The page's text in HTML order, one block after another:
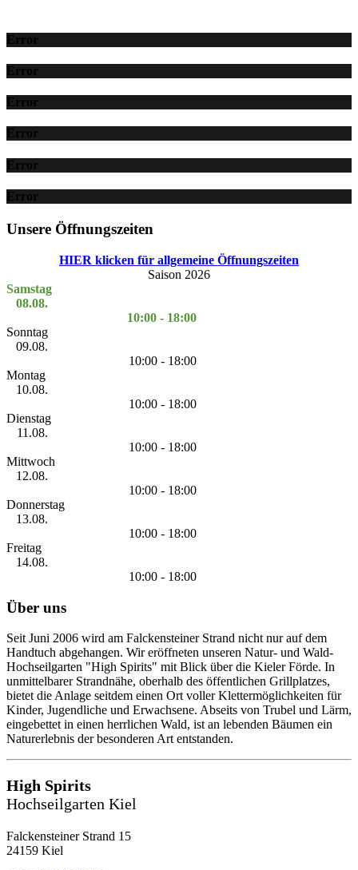
Error
Error
Error
Error
Error
Error
Unsere Öffnungszeiten
HIER klicken für allgemeine Öffnungszeiten
Saison 2026
Samstag
08.08.
10:00 - 18:00
Sonntag
09.08.
10:00 - 18:00
Montag
10.08.
10:00 - 18:00
Dienstag
11.08.
10:00 - 18:00
Mittwoch
12.08.
10:00 - 18:00
Donnerstag
13.08.
10:00 - 18:00
Freitag
14.08.
10:00 - 18:00
Über uns
Seit Juni 2006 wird am Falckensteiner Strand nicht nur auf dem
Handtuch abgehangen. Wir eröffneten unseren Natur- und Wald-
Hochseilgarten "High Spirits" mit Blick über die Kieler Förde. In
unmittelbarer Strandnähe, oberhalb des öffentlichen Grillplatzes,
bietet die Anlage seitdem einen Ort voller Klettermöglichkeiten für
Kinder, Jugendliche und Erwachsene. Abseits von Trubel und Lärm,
eingebettet in einen herrlichen Wald, ist an lebenden Bäumen ein
Naturerlebnis der besonderen Art entstanden.
High Spirits
Hochseilgarten Kiel
Falckensteiner Strand 15
24159 Kiel